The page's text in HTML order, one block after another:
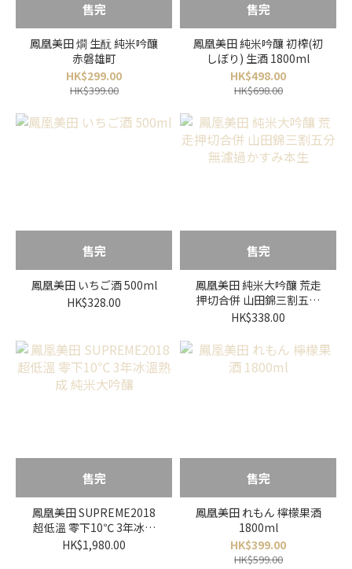
售完
鳳凰美田 燗 生酛 純米吟釀
赤磐雄町
HK$299.00
HK$399.00
售完
鳳凰美田 純米吟釀 初榨(初
しぼり) 生酒 1800ml
HK$498.00
HK$698.00
售完
鳳凰美田 いちご酒 500ml
HK$328.00
售完
鳳凰美田 純米大吟釀 荒走
押切合併 山田錦三割五分
無濾過かすみ本生
HK$338.00
售完
鳳凰美田 SUPREME2018
超低溫 零下10℃ 3年冰溫
熟成 純米大吟釀
HK$1,980.00
售完
鳳凰美田 れもん 檸檬果酒
1800ml
HK$399.00
HK$599.00